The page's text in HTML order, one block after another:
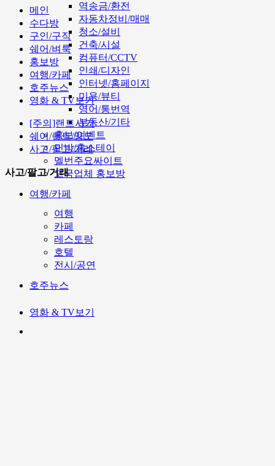
역송금/환전
자동차정비/매매
청소/설비
건축/시설
컴퓨터/CCTV
인쇄/디자인
인터넷/홈페이지
미용/뷰티
영어/통번역
부동산/기타
홍보/이벤트
민박/홈스테이
멜번주요싸이트
고국업체 홍보방
여행/카페
여행
카페
레스토랑
호텔
전시/공연
호주뉴스
영화 & TV보기
메인
수다방
구인/구직
쉐어/벼룩
홍보방
여행/카페
호주뉴스
영화 & TV보기
[주의]랜트사기
쉐어/렌트/양도
사고/팔고/거래
사고/팔고/거래